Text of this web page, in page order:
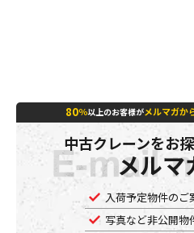
80％以上のお客様がメルマガか
中古クレーンをお
メルマ
入荷予定物件のご
写真など非公開物